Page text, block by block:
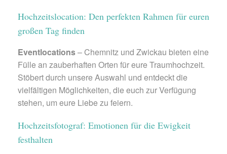
Hochzeitslocation: Den perfekten Rahmen für euren
großen Tag finden
Eventlocations– Chemnitz und Zwickau bieten eine
Fülle an zauberhaften Orten für eure Traumhochzeit.
Stöbert durch unsere Auswahl und entdeckt die
vielfältigen Möglichkeiten, die euch zur Verfügung
stehen, um eure Liebe zu feiern.
Hochzeitsfotograf: Emotionen für die Ewigkeit
festhalten